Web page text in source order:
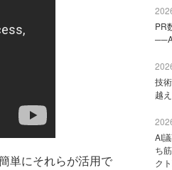
単にそれらが活用で
PR
技
越
AI
ち
ク